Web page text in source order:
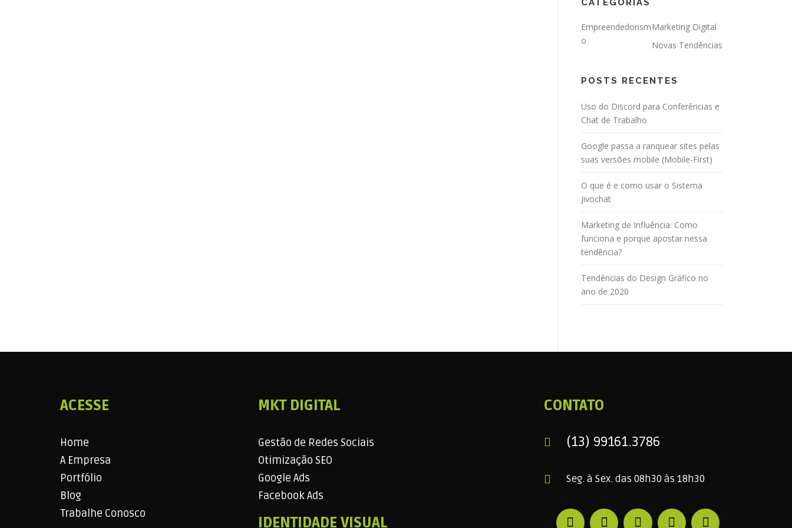
CATEGORIAS
Empreendedorism
o
Marketing Digital
Novas Tendências
POSTS RECENTES
Uso do Discord para Conferências e
Chat de Trabalho
Google passa a ranquear sites pelas
suas versões mobile (Mobile-First)
O que é e como usar o Sistema
Jivochat
Marketing de Influência: Como
funciona e porque apostar nessa
tendência?
Tendências do Design Gráfico no
ano de 2020
ACESSE
Home
A Empresa
Portfólio
Blog
Trabalhe Conosco
MKT DIGITAL
Gestão de Redes Sociais
Otimização SEO
Google Ads
Facebook Ads
IDENTIDADE VISUAL
CONTATO
(13) 99161.3786
Seg. à Sex. das 08h30 às 18h30